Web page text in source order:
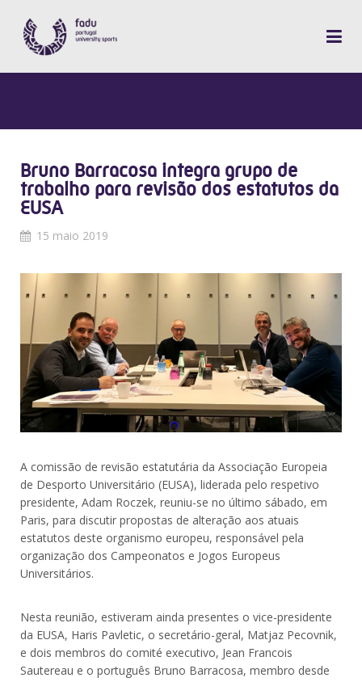
Bruno Barracosa integra grupo de
trabalho para revisão dos estatutos da
EUSA
15 maio 2019
A comissão de revisão estatutária da Associação Europeia
de Desporto Universitário (EUSA), liderada pelo respetivo
presidente, Adam Roczek, reuniu-se no último sábado, em
Paris, para discutir propostas de alteração aos atuais
estatutos deste organismo europeu, responsável pela
organização dos Campeonatos e Jogos Europeus
Universitários.
Nesta reunião, estiveram ainda presentes o vice-presidente
da EUSA, Haris Pavletic, o secretário-geral, Matjaz Pecovnik,
e dois membros do comité executivo, Jean Francois
Sautereau e o português Bruno Barracosa, membro desde